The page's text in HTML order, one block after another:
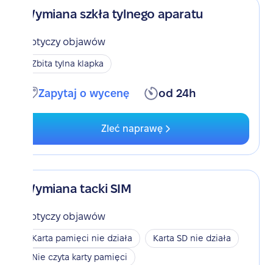
Wymiana szkła tylnego aparatu
Dotyczy objawów
Zbita tylna klapka
Zapytaj o wycenę od 24h
Zleć naprawę
Wymiana tacki SIM
Dotyczy objawów
Karta pamięci nie działa
Karta SD nie działa
Nie czyta karty pamięci